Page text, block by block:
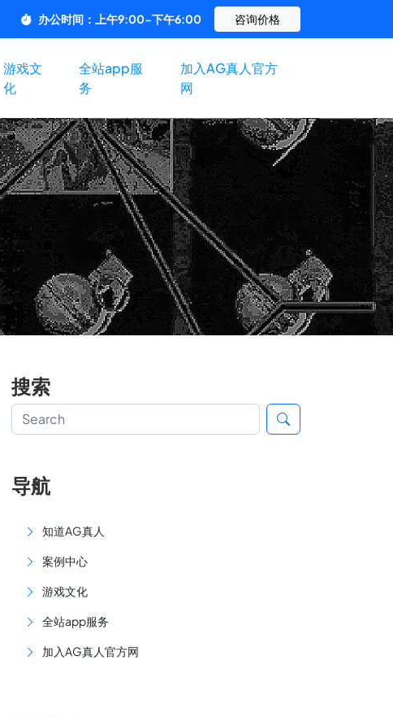
办公时间：上午9:00-下午6:00 咨询价格
游戏文
化
全站app服
务
加入AG真人官方
网
搜索
导航
知道AG真人
案例中心
游戏文化
全站app服务
加入AG真人官方网